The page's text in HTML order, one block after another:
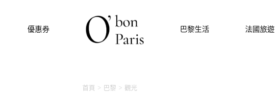
優惠券 巴黎生活 法國旅遊
首頁 巴黎 觀光